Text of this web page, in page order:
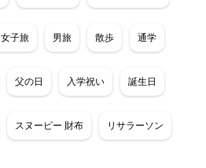
女子旅 男旅 散歩 通学
父の日 入学祝い 誕生日
スヌーピー 財布 リサラーソン